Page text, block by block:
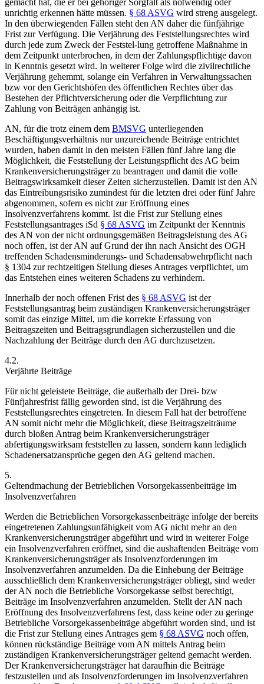
unrichtig erkennen hätte müssen. § 68 ASVG wird streng ausgelegt.
In den überwiegenden Fällen steht den AN daher die fünfjährige
Frist zur Verfügung. Die Verjährung des Feststellungsrechtes wird
durch jede zum Zweck der Feststel-lung getroffene Maßnahme in
dem Zeitpunkt unterbrochen, in dem der Zahlungspflichtige davon
in Kenntnis gesetzt wird. In weiterer Folge wird die zivilrechtliche
Verjährung gehemmt, solange ein Verfahren in Verwaltungssachen
bzw vor den Gerichtshöfen des öffentlichen Rechtes über das
Bestehen der Pflichtversicherung oder die Verpflichtung zur
Zahlung von Beiträgen anhängig ist.
AN, für die trotz einem dem BMSVG unterliegenden
Beschäftigungsverhältnis nur unzureichende Beiträge entrichtet
wurden, haben damit in den meisten Fällen fünf Jahre lang die
Möglichkeit, die Feststellung der Leistungspflicht des AG beim
Krankenversicherungsträger zu beantragen und damit die volle
Beitragswirksamkeit dieser Zeiten sicherzustellen. Damit ist den AN
das Eintreibungsrisiko zumindest für die letzten drei oder fünf Jahre
abgenommen, sofern es nicht zur Eröffnung eines
Insolvenzverfahrens kommt. Ist die Frist zur Stellung eines
Feststellungsantrages iSd § 68 ASVG im Zeitpunkt der Kenntnis
des AN von der nicht ordnungsgemäßen Beitragsleistung des AG
noch offen, ist der AN auf Grund der ihn nach Ansicht des OGH
treffenden Schadensminderungs- und Schadensabwehrpflicht nach
§ 1304 zur rechtzeitigen Stellung dieses Antrages verpflichtet, um
das Entstehen eines weiteren Schadens zu verhindern.
Innerhalb der noch offenen Frist des § 68 ASVG ist der
Feststellungsantrag beim zuständigen Krankenversicherungsträger
somit das einzige Mittel, um die korrekte Erfassung von
Beitragszeiten und Beitragsgrundlagen sicherzustellen und die
Nachzahlung der Beiträge durch den AG durchzusetzen.
4.2.
Verjährte Beiträge
Für nicht geleistete Beiträge, die außerhalb der Drei- bzw
Fünfjahresfrist fällig geworden sind, ist die Verjährung des
Feststellungsrechtes eingetreten. In diesem Fall hat der betroffene
AN somit nicht mehr die Möglichkeit, diese Beitragszeiträume
durch bloßen Antrag beim Krankenversicherungsträger
abfertigungswirksam feststellen zu lassen, sondern kann lediglich
Schadenersatzansprüche gegen den AG geltend machen.
5.
Geltendmachung der Betrieblichen Vorsorgekassenbeiträge im
Insolvenzverfahren
Werden die Betrieblichen Vorsorgekassenbeiträge infolge der bereits
eingetretenen Zahlungsunfähigkeit vom AG nicht mehr an den
Krankenversicherungsträger abgeführt und wird in weiterer Folge
ein Insolvenzverfahren eröffnet, sind die aushaftenden Beiträge vom
Krankenversicherungsträger als Insolvenzforderungen im
Insolvenzverfahren anzumelden. Da die Einhebung der Beiträge
ausschließlich dem Krankenversicherungsträger obliegt, sind weder
der AN noch die Betriebliche Vorsorgekasse selbst berechtigt,
Beiträge im Insolvenzverfahren anzumelden. Stellt der AN nach
Eröffnung des Insolvenzverfahrens fest, dass keine oder zu geringe
Betriebliche Vorsorgekassenbeiträge abgeführt worden sind, und ist
die Frist zur Stellung eines Antrages gem § 68 ASVG noch offen,
können rückständige Beiträge vom AN mittels Antrag beim
zuständigen Krankenversicherungsträger geltend gemacht werden.
Der Krankenversicherungsträger hat daraufhin die Beiträge
festzustellen und als Insolvenzforderungen im Insolvenzverfahren